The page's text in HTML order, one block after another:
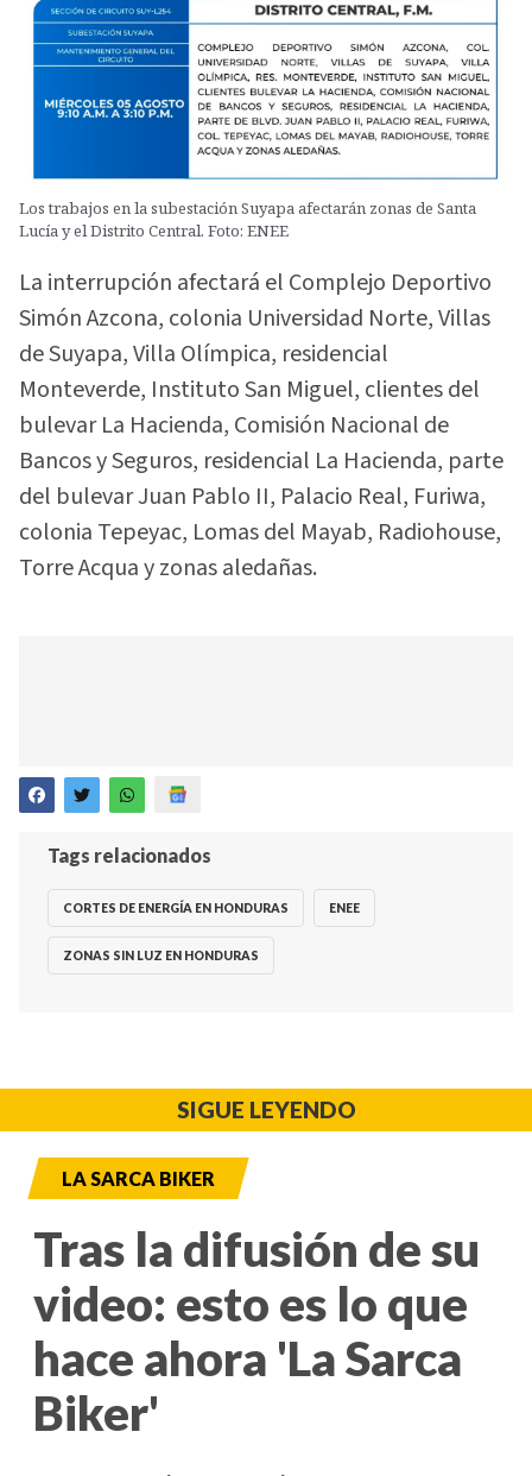
Los trabajos en la subestación Suyapa afectarán zonas de Santa
Lucía y el Distrito Central. Foto: ENEE
La interrupción afectará el Complejo Deportivo
Simón Azcona, colonia Universidad Norte, Villas
de Suyapa, Villa Olímpica, residencial
Monteverde, Instituto San Miguel, clientes del
bulevar La Hacienda, Comisión Nacional de
Bancos y Seguros, residencial La Hacienda, parte
del bulevar Juan Pablo II, Palacio Real, Furiwa,
colonia Tepeyac, Lomas del Mayab, Radiohouse,
Torre Acqua y zonas aledañas.
Tags relacionados
CORTES DE ENERGÍA EN HONDURAS ENEE
ZONAS SIN LUZ EN HONDURAS
SIGUE LEYENDO
LA SARCA BIKER
Tras la difusión de su
video: esto es lo que
hace ahora 'La Sarca
Biker'